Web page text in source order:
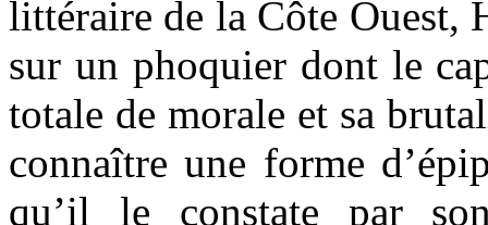
littéraire de la Côte Ouest,
sur un phoquier dont le
totale de morale et sa
connaître une forme
qu’il le constate par